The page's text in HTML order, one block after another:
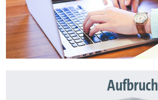
Aufbruch